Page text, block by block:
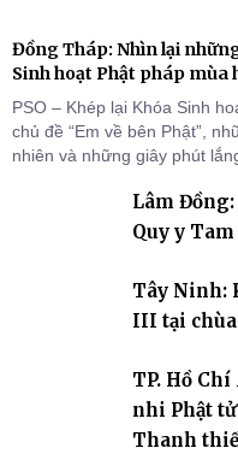
Đồng Tháp: Nhìn lại
Sinh hoạt Phật pháp mùa
PSO – Khép lại Khóa Sinh
chủ đề “Em về bên Phật”,
nhiên và những giây phút
Tháp). Những tuần tu học
trang quý báu, gieo những
Lâm
Quy y
Tây Ninh:
III tại
TP. Hồ
nhi Phật
Thanh